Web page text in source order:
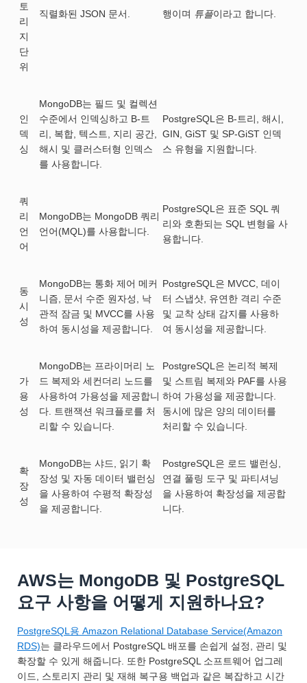
토
리
지
단
위
직렬화된 JSON 문서. 행이며 튜플이라고 합니다.
인
덱
싱
MongoDB는 필드 및 컬렉션
수준에서 인덱싱하고 B-트
리, 복합, 텍스트, 지리 공간,
해시 및 클러스터형 인덱스
를 사용합니다.
PostgreSQL은 B-트리, 해시,
GIN, GiST 및 SP-GiST 인덱
스 유형을 지원합니다.
쿼
리
언
어
MongoDB는 MongoDB 쿼리
언어(MQL)를 사용합니다.
PostgreSQL은 표준 SQL 쿼
리와 호환되는 SQL 변형을 사
용합니다.
동
시
성
MongoDB는 통화 제어 메커
니즘, 문서 수준 원자성, 낙
관적 잠금 및 MVCC를 사용
하여 동시성을 제공합니다.
PostgreSQL은 MVCC, 데이
터 스냅샷, 유연한 격리 수준
및 교착 상태 감지를 사용하
여 동시성을 제공합니다.
가
용
성
MongoDB는 프라이머리 노
드 복제와 세컨더리 노드를
사용하여 가용성을 제공합니
다. 트랜잭션 워크플로를 처
리할 수 있습니다.
PostgreSQL은 논리적 복제
및 스트림 복제와 PAF를 사용
하여 가용성을 제공합니다.
동시에 많은 양의 데이터를
처리할 수 있습니다.
확
장
성
MongoDB는 샤드, 읽기 확
장성 및 자동 데이터 밸런싱
을 사용하여 수평적 확장성
을 제공합니다.
PostgreSQL은 로드 밸런싱,
연결 풀링 도구 및 파티셔닝
을 사용하여 확장성을 제공합
니다.
AWS는 MongoDB 및 PostgreSQL
요구 사항을 어떻게 지원하나요?
PostgreSQL용 Amazon Relational Database Service(Amazon
RDS)는 클라우드에서 PostgreSQL 배포를 손쉽게 설정, 관리 및
확장할 수 있게 해줍니다. 또한 PostgreSQL 소프트웨어 업그레
이드, 스토리지 관리 및 재해 복구용 백업과 같은 복잡하고 시간